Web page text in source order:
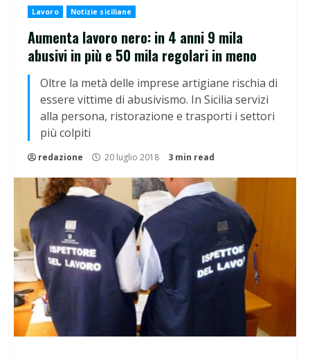
Lavoro Notizie siciliane
Aumenta lavoro nero: in 4 anni 9 mila
abusivi in più e 50 mila regolari in meno
Oltre la metà delle imprese artigiane rischia di
essere vittime di abusivismo. In Sicilia servizi
alla persona, ristorazione e trasporti i settori
più colpiti
redazione 20 luglio 2018 3 min read